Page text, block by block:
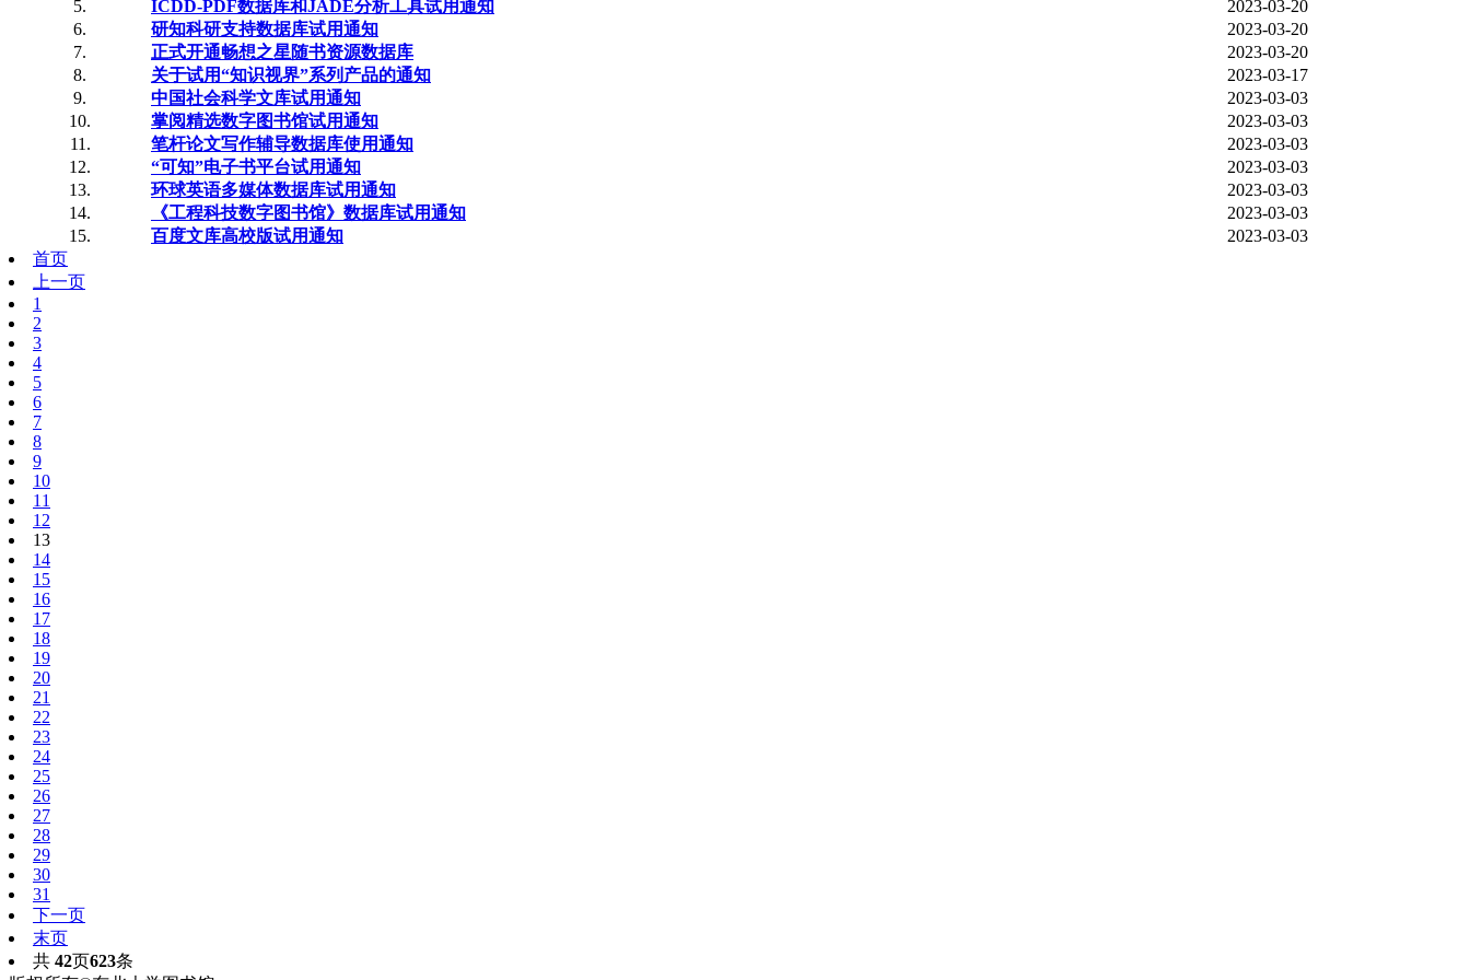
5. ICDD-PDF数据库和JADE分析工具试用通知
2023-03-20
6.
研知科研支持数据库试用通知
2023-03-20
7.
正式开通畅想之星随书资源数据库
2023-03-20
8.
关于试用“知识视界”系列产品的通知
2023-03-17
9.
中国社会科学文库试用通知
2023-03-03
10.
掌阅精选数字图书馆试用通知
2023-03-03
11.
笔杆论文写作辅导数据库使用通知
2023-03-03
12.
“可知”电子书平台试用通知
2023-03-03
13.
环球英语多媒体数据库试用通知
2023-03-03
14.
《工程科技数字图书馆》数据库试用通知
2023-03-03
15.
百度文库高校版试用通知
2023-03-03
首页
上一页
1
2
3
4
5
6
7
8
9
10
11
12
13
14
15
16
17
18
19
20
21
22
23
24
25
26
27
28
29
30
31
下一页
末页
共 42页623条